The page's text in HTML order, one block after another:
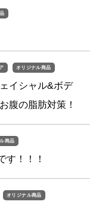
オリジナル商品
イシャル&ボデ
腹の脂肪対策！
商品
す！！！
オリジナル商品